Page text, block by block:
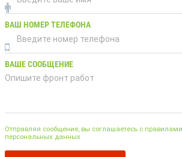
ВАШ НОМЕР ТЕЛЕФОНА
ВАШЕ СООБЩЕНИЕ
Отправляя сообщение, вы соглашаетесь с правилами
персональных данных